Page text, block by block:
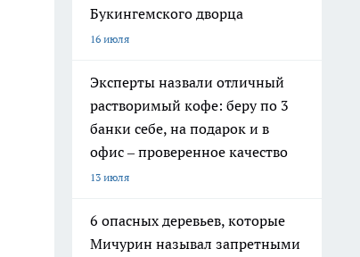
Букингемского дворца
16 июля
Эксперты назвали отличный
растворимый кофе: беру по 3
банки себе, на подарок и в
офис – проверенное качество
13 июля
6 опасных деревьев, которые
Мичурин называл запретными